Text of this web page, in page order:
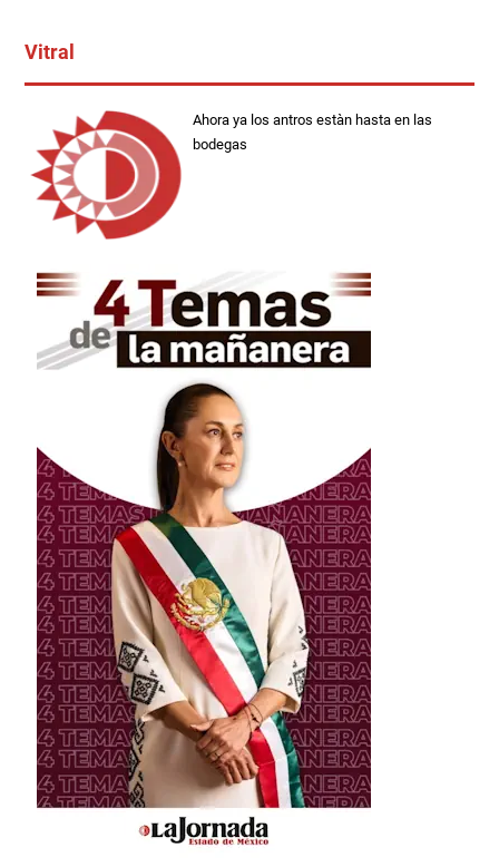
Vitral
Ahora ya los antros estàn hasta en las
bodegas